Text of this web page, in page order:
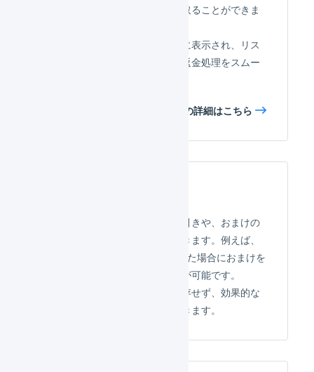
商品のレポートを簡単に受け取ることができま
新たな売上返品は未承認一覧に表示され、リス
トを確認して代替品の発送、返金処理をスムー
売上返品の詳細はこちら
非常に簡単な条件設定で、値引きや、おまけの
進呈、送料額の調整を実装できます。例えば、
特定商品群から2つ以上購入した場合におまけを
ひとつ提供する、などの処理が可能です。
モールやカート側の機能に依存せず、効果的な
プロモーション施策を立案できます。